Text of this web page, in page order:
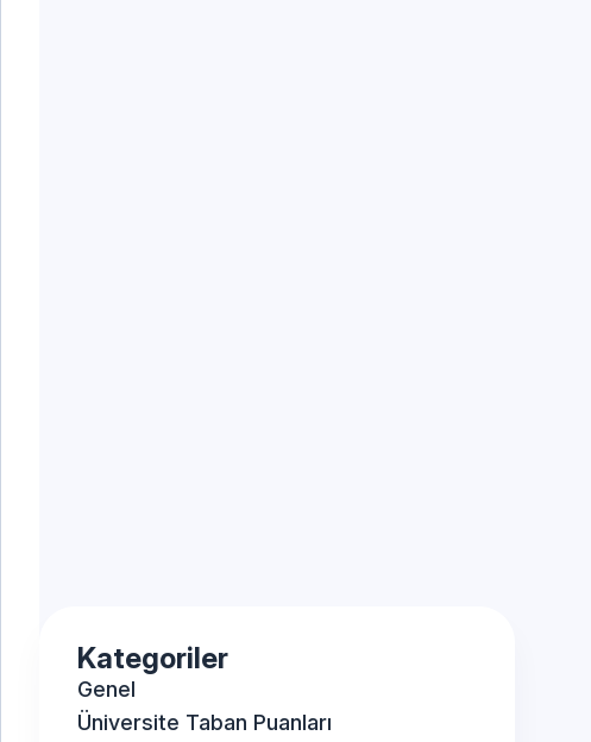
Kategoriler
Genel
Üniversite Taban Puanları